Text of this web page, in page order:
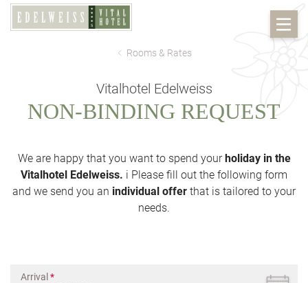
Rooms & Rates
Vitalhotel Edelweiss
NON-BINDING REQUEST
We are happy that you want to spend yourholiday in the
Vitalhotel Edelweiss. i Please fill out the following form
and we send you an individual offer that is tailored to your
needs.
Arrival *